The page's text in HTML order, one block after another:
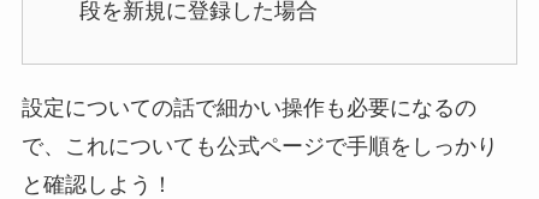
段を新規に登録した場合
設定についての話で細かい操作も必要になるの
で、これについても公式ページで手順をしっかり
と確認しよう！